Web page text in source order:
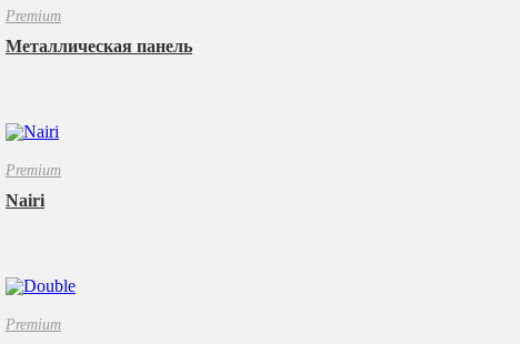
Premium
Металлическая панель
Premium
Nairi
Premium